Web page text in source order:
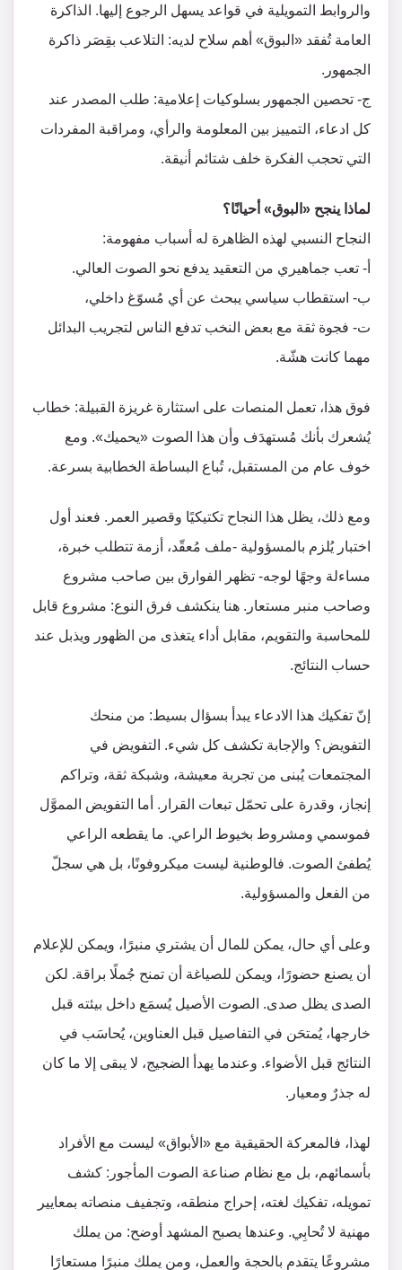
والروابط التمويلية في قواعد يسهل الرجوع إليها. الذاكرة
العامة تُفقد «البوق» أهم سلاح لديه: التلاعب بقِصَر ذاكرة
الجمهور.
ج‌- تحصين الجمهور بسلوكيات إعلامية: طلب المصدر عند
كل ادعاء، التمييز بين المعلومة والرأي، ومراقبة المفردات
التي تحجب الفكرة خلف شتائم أنيقة.
لماذا ينجح «البوق» أحيانًا؟
النجاح النسبي لهذه الظاهرة له أسباب مفهومة:
أ‌- تعب جماهيري من التعقيد يدفع نحو الصوت العالي.
ب- استقطاب سياسي يبحث عن أي مُسوّغ داخلي،
ت- فجوة ثقة مع بعض النخب تدفع الناس لتجريب البدائل
مهما كانت هشّة.
فوق هذا، تعمل المنصات على استثارة غريزة القبيلة: خطاب
يُشعرك بأنك مُستهدَف وأن هذا الصوت «يحميك». ومع
خوف عام من المستقبل، تُباع البساطة الخطابية بسرعة.
ومع ذلك، يظل هذا النجاح تكتيكيًا وقصير العمر. فعند أول
اختبار يُلزم بالمسؤولية -ملف مُعقّد، أزمة تتطلب خبرة،
مساءلة وجهًا لوجه- تظهر الفوارق بين صاحب مشروع
وصاحب منبر مستعار. هنا ينكشف فرق النوع: مشروع قابل
للمحاسبة والتقويم، مقابل أداء يتغذى من الظهور ويذبل عند
حساب النتائج.
إنّ تفكيك هذا الادعاء يبدأ بسؤال بسيط: من منحك
التفويض؟ والإجابة تكشف كل شيء. التفويض في
المجتمعات يُبنى من تجربة معيشة، وشبكة ثقة، وتراكم
إنجاز، وقدرة على تحمّل تبعات القرار. أما التفويض المموَّل
فموسمي ومشروط بخيوط الراعي. ما يقطعه الراعي
يُطفئ الصوت. فالوطنية ليست ميكروفونًا، بل هي سجلّ
من الفعل والمسؤولية.
وعلى أي حال، يمكن للمال أن يشتري منبرًا، ويمكن للإعلام
أن يصنع حضورًا، ويمكن للصياغة أن تمنح جُملًا براقة. لكن
الصدى يظل صدى. الصوت الأصيل يُسمَع داخل بيئته قبل
خارجها، يُمتحَن في التفاصيل قبل العناوين، يُحاسَب في
النتائج قبل الأضواء. وعندما يهدأ الضجيج، لا يبقى إلا ما كان
له جذرٌ ومعيار.
لهذا، فالمعركة الحقيقية مع «الأبواق» ليست مع الأفراد
بأسمائهم، بل مع نظام صناعة الصوت المأجور: كشف
تمويله، تفكيك لغته، إحراج منطقه، وتجفيف منصاته بمعايير
مهنية لا تُحابِي. وعندها يصبح المشهد أوضح: من يملك
مشروعًا يتقدم بالحجة والعمل، ومن يملك منبرًا مستعارًا